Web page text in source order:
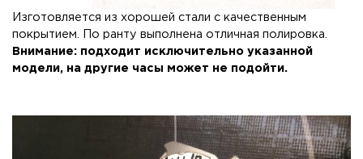
Изготовляется из хорошей стали с качественным
покрытием. По ранту выполнена отличная полировка.
Внимание: подходит исключительно указанной
модели, на другие часы может не подойти.